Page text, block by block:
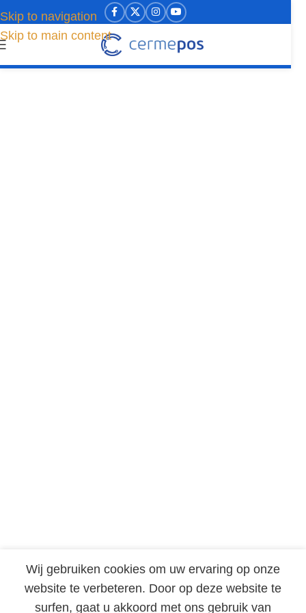
Skip to navigation
Skip to main content
Software Producten
Hardware Producten
Wij gebruiken cookies om uw ervaring op onze
website te verbeteren. Door op deze website te
surfen, gaat u akkoord met ons gebruik van